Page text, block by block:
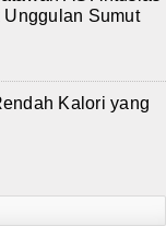
Sumut
Kalori yang